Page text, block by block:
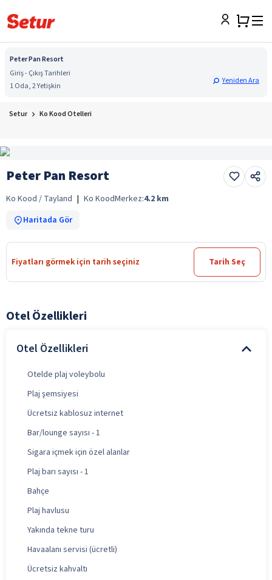
Peter Pan Resort
Giriş - Çıkış Tarihleri
1 Oda, 2 Yetişkin
Yeniden Ara
Setur Ko Kood Otelleri
Peter Pan Resort
Ko Kood / Tayland | Ko KoodMerkez:4.2 km
Haritada Gör
Fiyatları görmek için tarih seçiniz Tarih Seç
Otel Özellikleri
Otel Özellikleri
Otelde plaj voleybolu
Plaj şemsiyesi
Ücretsiz kablosuz internet
Bar/lounge sayısı - 1
Sigara içmek için özel alanlar
Plaj barı sayısı - 1
Bahçe
Plaj havlusu
Yakında tekne turu
Havaalanı servisi (ücretli)
Ücretsiz kahvaltı